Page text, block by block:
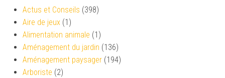
Actus et Conseils (398)
Aire de jeux (1)
Alimentation animale (1)
Aménagement du jardin (136)
Aménagement paysager (194)
Arboriste (2)